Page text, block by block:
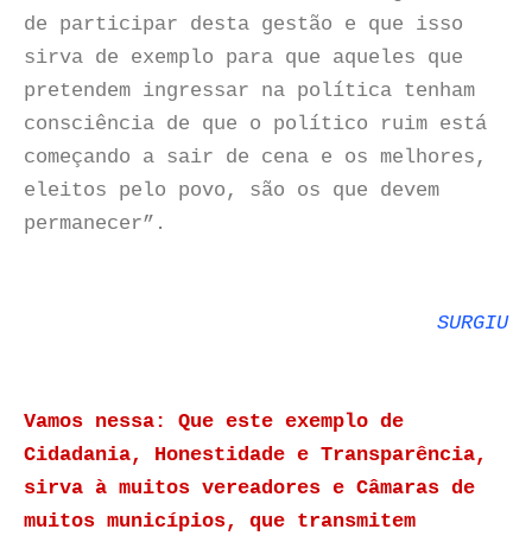
de participar desta gestão e que isso
sirva de exemplo para que aqueles que
pretendem ingressar na política tenham
consciência de que o político ruim está
começando a sair de cena e os melhores,
eleitos pelo povo, são os que devem
permanecer”.
SURGIU
Vamos nessa: Que este exemplo de
Cidadania, Honestidade e Transparência,
sirva à muitos vereadores e Câmaras de
muitos municípios, que transmitem